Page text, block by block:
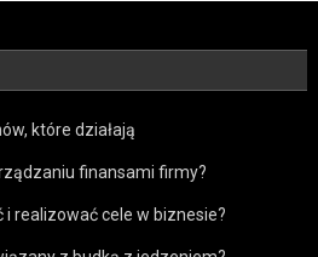
które działają
finansami firmy?
realizować cele w biznesie?